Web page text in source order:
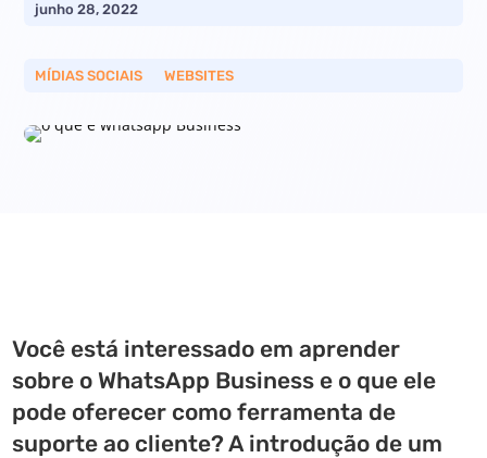
junho 28, 2022
MÍDIAS SOCIAIS __WEBSITES
Você está interessado em aprender
sobre o WhatsApp Business e o que ele
pode oferecer como ferramenta de
suporte ao cliente? A introdução de um